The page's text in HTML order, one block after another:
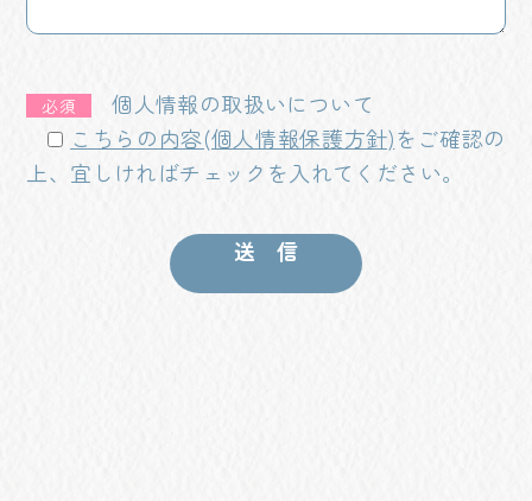
必須
個人情報の取扱いについて
こちらの内容(個人情報保護方針)をご確認の
上、宜しければチェックを入れてください。